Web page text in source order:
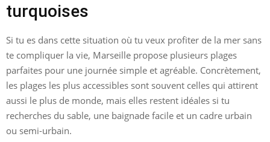
turquoises
Si tu es dans cette situation où tu veux profiter de la mer sans
te compliquer la vie, Marseille propose plusieurs plages
parfaites pour une journée simple et agréable. Concrètement,
les plages les plus accessibles sont souvent celles qui attirent
aussi le plus de monde, mais elles restent idéales si tu
recherches du sable, une baignade facile et un cadre urbain
ou semi-urbain.